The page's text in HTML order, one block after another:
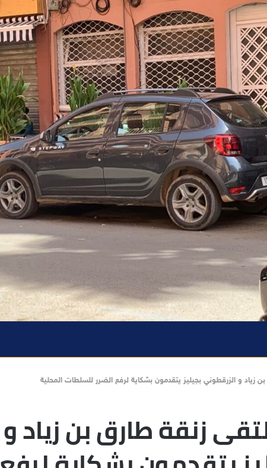
زياد و الزرقطوني بجيليز يتقدمون بشكاية لرفع الضرر للسلطات المحلية
زنقة طارق بن زياد و